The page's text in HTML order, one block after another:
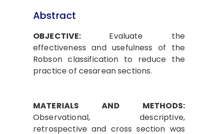
Abstract
OBJECTIVE: Evaluate the
effectiveness and usefulness of the
Robson classification to reduce the
practice of cesarean sections.
MATERIALS AND METHODS:
Observational, descriptive,
retrospective and cross section was